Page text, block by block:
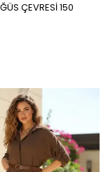
ÇEVRESİ 150